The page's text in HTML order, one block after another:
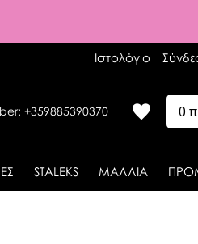
Ιστολόγιο
+359885390370 0
STALEKS ΜΑΛΛΙΑ